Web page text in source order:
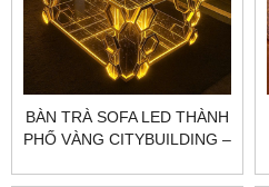
BÀN TRÀ SOFA LED THÀNH
PHỐ VÀNG CITYBUILDING –